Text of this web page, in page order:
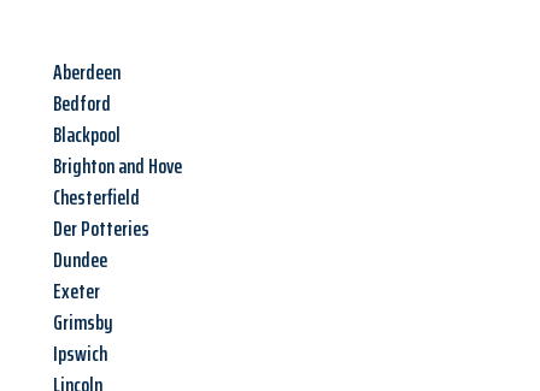
Aberdeen
Bedford
Blackpool
Brighton and Hove
Chesterfield
Der Potteries
Dundee
Exeter
Grimsby
Ipswich